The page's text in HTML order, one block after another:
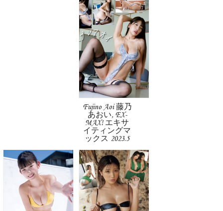
Fujino Aoi 藤乃
あおい, EX-
MAX! エキサ
イティングマ
ックス 2023.5